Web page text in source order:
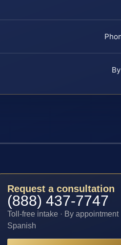
Request a consultation
(888) 437-7747
Toll-free intake · By appointment
Spanish